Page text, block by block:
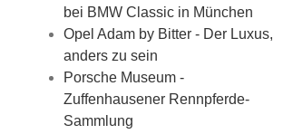
bei BMW Classic in München
Opel Adam by Bitter - Der Luxus,
anders zu sein
Porsche Museum -
Zuffenhausener Rennpferde-
Sammlung